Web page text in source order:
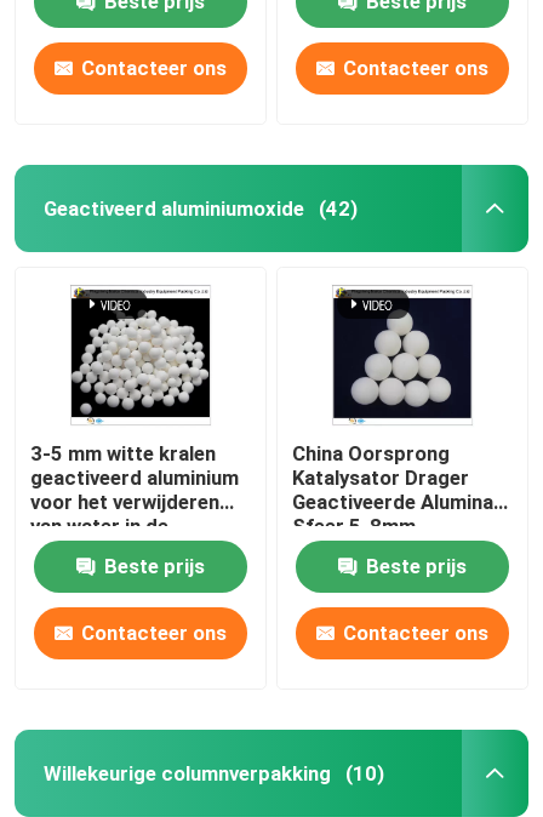
Contacteer ons Contacteer ons
Geactiveerd aluminiumoxide (42)
3-5 mm witte kralen
geactiveerd aluminium
voor het verwijderen
van water in de
luchtdroger
Beste prijs
Contacteer ons
China Oorsprong
Katalysator Drager
Geactiveerde Alumina
Sfeer 5-8mm
Beste prijs
Contacteer ons
Willekeurige columnverpakking (10)